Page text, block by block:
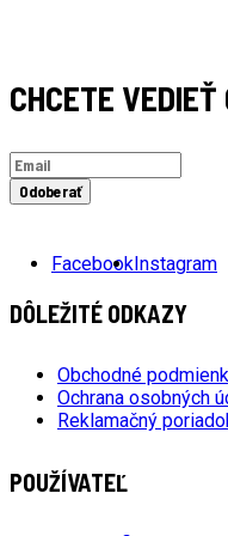
CHCETE
Odoberať
Facebook Instagram
DÔLEŽITÉ ODKAZY
Obchodné
Ochrana osobných
Reklamačný
POUŽÍVATEĽ